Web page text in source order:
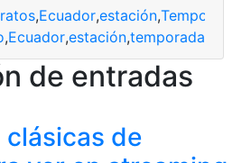
,Ecuador,estación,Temporada
,Ecuador,estación,temporada
de entradas
clásicas de